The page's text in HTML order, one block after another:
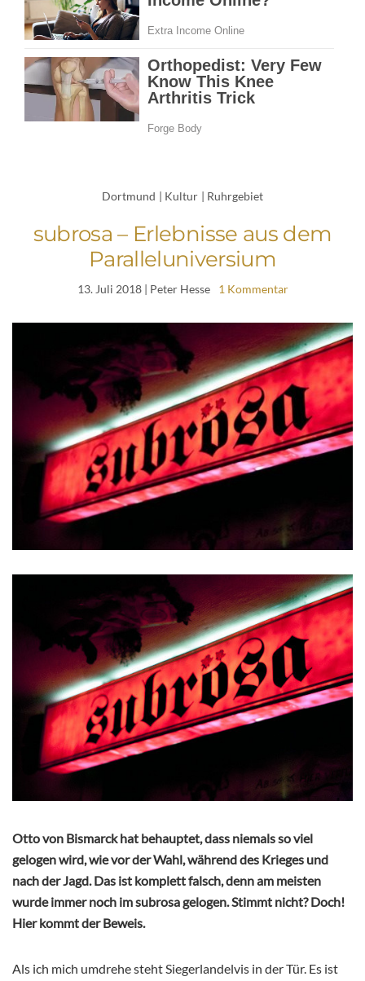
Dortmund | Kultur | Ruhrgebiet
subrosa – Erlebnisse aus dem
Paralleluniversium
13. Juli 2018| Peter Hesse 1 Kommentar
Otto von Bismarck hat behauptet, dass niemals so viel
gelogen wird, wie vor der Wahl, während des Krieges und
nach der Jagd. Das ist komplett falsch, denn am meisten
wurde immer noch im subrosa gelogen. Stimmt nicht? Doch!
Hier kommt der Beweis.
Als ich mich umdrehe steht Siegerlandelvis in der Tür. Es ist